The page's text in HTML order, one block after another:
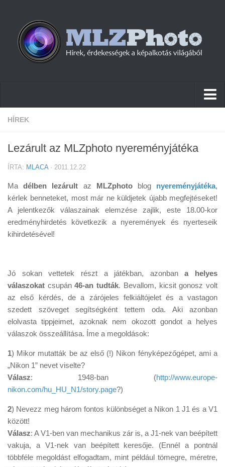
Hírek
Cikkek
Firmware
Tudástár
Tanácsok
E-BB
HÍREK
Lezárult az MLZphoto nyereményjátéka
ÍRTA: MLACA· 2011.12.22
Madélben lezárult az MLZphoto blog nyereményjátéka,
kérlek benneteket, most már ne küldjetek újabb megfejtéseket!
A jelentkezők válaszainak elemzése zajlik, este 18.00-kor
eredményhirdetés következik a nyeremények és nyerteseik
kihirdetésével!
Jó sokan vettetek részt a játékban, azonbana helyes
válaszokat csupán46-an tudták. Bevallom, kicsit gonosz volt
az első kérdés, de a zárójeles felkiáltójelet és a vastagon
szedett szöveget segítségként tettem oda. Aki azonban
elolvasta tippjeimet, azoknak nem okozott gondot a helyes
válaszok összeállítása. Íme a megoldások:
1) Mikor mutatták be az első (!) Nikon fényképezőgépet, ami a
„Nikon 1” nevet viselte?
Válasz: 1948-ban (http://www.europe-
nikon.com/hu_HU_N1/story.page?)
2) Nevezz meg három fontos különbséget a Nikon 1 J1 és a V1
között!
Válasz: A V1-ben van mechanikus zár is, a J1-nek van beépített
vakuja, a V1-nek van beépített keresője. (Ennél a pontnál
többféle megoldást elfogadtam, mint például tömegre, méretre,